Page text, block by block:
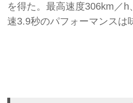
を得た。最高速度306km／
速3.9秒のパフォーマンスは